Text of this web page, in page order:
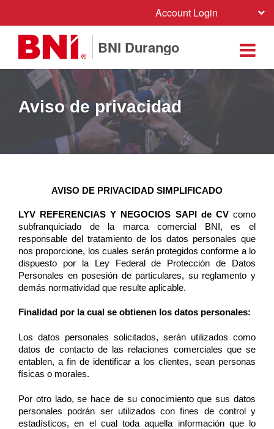
Account Login
BNI Durango
Aviso de privacidad
AVISO DE PRIVACIDAD SIMPLIFICADO
LYV REFERENCIAS Y NEGOCIOS SAPI de CV como
subfranquiciado de la marca comercial BNI, es el
responsable del tratamiento de los datos personales que
nos proporcione, los cuales serán protegidos conforme a lo
dispuesto por la Ley Federal de Protección de Datos
Personales en posesión de particulares, su reglamento y
demás normatividad que resulte aplicable.
Finalidad por la cual se obtienen los datos personales:
Los datos personales solicitados, serán utilizados como
datos de contacto de las relaciones comerciales que se
entablen, a fin de identificar a los clientes, sean personas
físicas o morales.
Por otro lado, se hace de su conocimiento que sus datos
personales podrán ser utilizados con fines de control y
estadísticos, en el cual toda aquella información que lo